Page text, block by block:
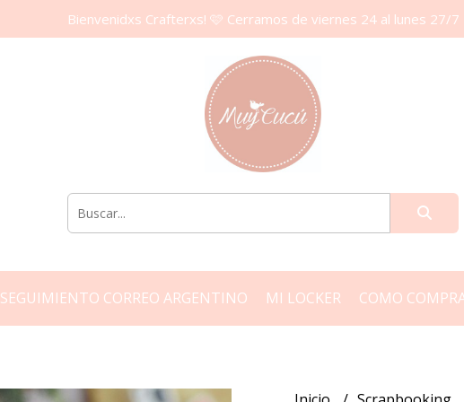
Bienvenidxs Crafterxs! 🩷 Cerramos de viernes 24 al lunes 27/7
SEGUIMIENTO CORREO ARGENTINO MI LOCKER COMO